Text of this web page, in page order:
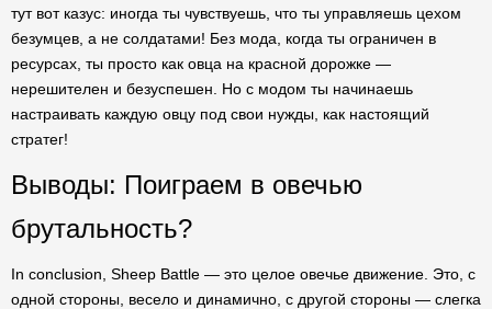
тут вот казус: иногда ты чувствуешь, что ты управляешь цехом
безумцев, а не солдатами! Без мода, когда ты ограничен в
ресурсах, ты просто как овца на красной дорожке —
нерешителен и безуспешен. Но с модом ты начинаешь
настраивать каждую овцу под свои нужды, как настоящий
стратег!
Выводы: Поиграем в овечью
брутальность?
In conclusion, Sheep Battle — это целое овечье движение. Это, с
одной стороны, весело и динамично, с другой стороны — слегка